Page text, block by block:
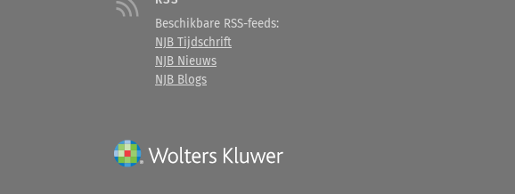
Beschikbare RSS-feeds:
NJB Tijdschrift
NJB Nieuws
NJB Blogs